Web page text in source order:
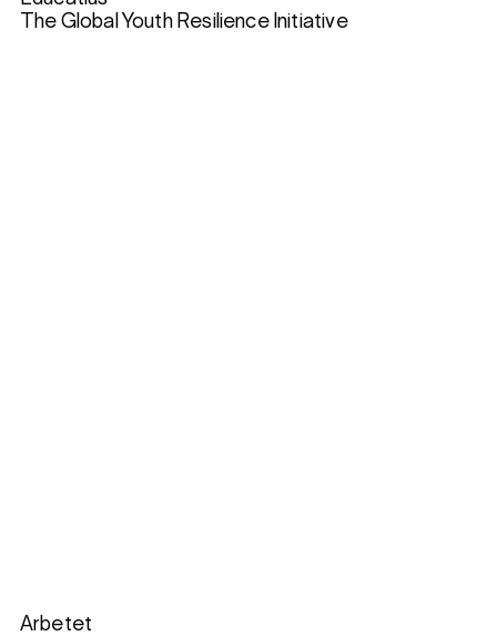
The Global Youth Resilience Initiative
Arbetet